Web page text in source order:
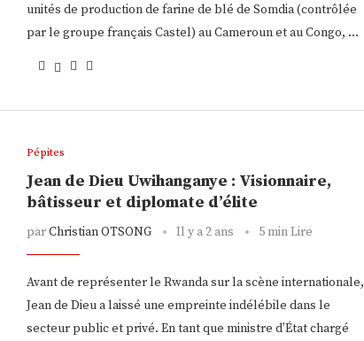
unités de production de farine de blé de Somdia (contrôlée
par le groupe français Castel) au Cameroun et au Congo, …
Pépites
Jean de Dieu Uwihanganye : Visionnaire,
bâtisseur et diplomate d’élite
parChristian OTSONG Il y a 2 ans 5 min Lire
Avant de représenter le Rwanda sur la scène internationale,
Jean de Dieu a laissé une empreinte indélébile dans le
secteur public et privé. En tant que ministre d’État chargé